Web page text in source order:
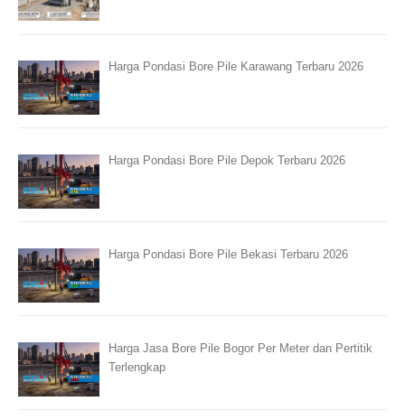
Harga Pondasi Bore Pile Karawang Terbaru 2026
Harga Pondasi Bore Pile Depok Terbaru 2026
Harga Pondasi Bore Pile Bekasi Terbaru 2026
Harga Jasa Bore Pile Bogor Per Meter dan Pertitik
Terlengkap